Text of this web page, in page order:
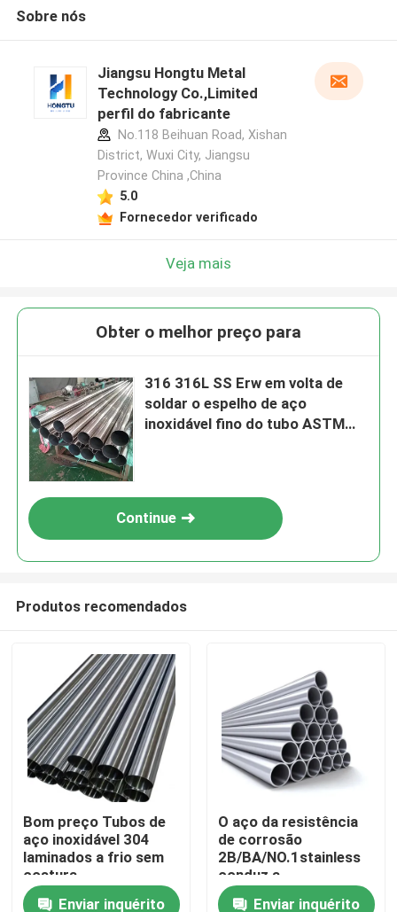
Para casa
Produtos
Sobre nós
Sobre nós
Jiangsu Hongtu Metal
Technology Co.,Limited
perfil do fabricante
No.118 Beihuan Road, Xishan
District, Wuxi City, Jiangsu
Province China ,China
5.0
Fornecedor verificado
Veja mais
Obter o melhor preço para
316 316L SS Erw em volta de
soldar o espelho de aço
inoxidável fino do tubo ASTM
Continue
Produtos recomendados
Bom preço Tubos de
aço inoxidável 304
laminados a frio sem
costura
Enviar inquérito
O aço da resistência
de corrosão
2B/BA/NO.1stainless
conduz a
personalização de
Enviar inquérito